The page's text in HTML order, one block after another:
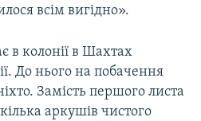
всім вигідно».
в колонії в Шахтах
До нього на побачення
Замість першого листа
аркушів чистого